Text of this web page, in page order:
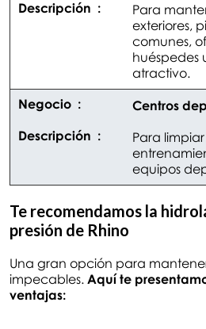
Para
exteriores,
comunes,
huéspedes
atractivo.
Centros
Para
equipos
Te recomendamos la
presión de Rhino
Una gran opción para
impecables. Aquí te
ventajas: